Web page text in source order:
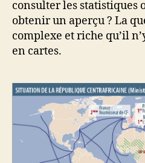
consulter les statistiques
obtenir un aperçu ? La
complexe et riche qu’il
en cartes.